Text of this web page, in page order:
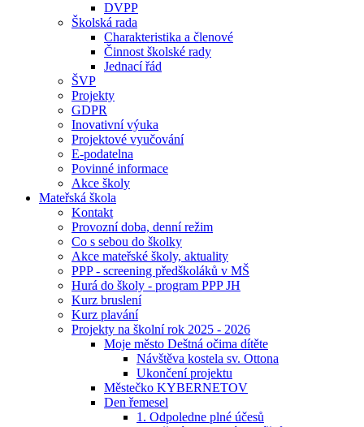
DVPP
Školská rada
Charakteristika a členové
Činnost školské rady
Jednací řád
ŠVP
Projekty
GDPR
Inovativní výuka
Projektové vyučování
E-podatelna
Povinné informace
Akce školy
Mateřská škola
Kontakt
Provozní doba, denní režim
Co s sebou do školky
Akce mateřské školy, aktuality
PPP - screening předškoláků v MŠ
Hurá do školy - program PPP JH
Kurz bruslení
Kurz plavání
Projekty na školní rok 2025 - 2026
Moje město Deštná očima dítěte
Návštěva kostela sv. Ottona
Ukončení projektu
Městečko KYBERNETOV
Den řemesel
1. Odpoledne plné účesů